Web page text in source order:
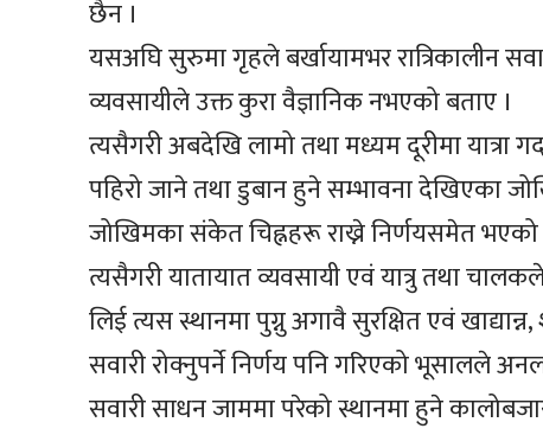
छैन ।
यसअघि सुरुमा गृहले बर्खायामभर रात्रिकालीन
व्यवसायीले उक्त कुरा वैज्ञानिक नभएको बताए ।
त्यसैगरी अबदेखि लामो तथा मध्यम दूरीमा यात्रा
पहिरो जाने तथा डुबान हुने सम्भावना देखिएका
जोखिमका संकेत चिह्नहरू राख्ने निर्णयसमेत
त्यसैगरी यातायात व्यवसायी एवं यात्रु तथा
लिई त्यस स्थानमा पुग्नु अगावै सुरक्षित एवं
सवारी रोक्नुपर्ने निर्णय पनि गरिएको भूसालले
सवारी साधन जाममा परेको स्थानमा हुने